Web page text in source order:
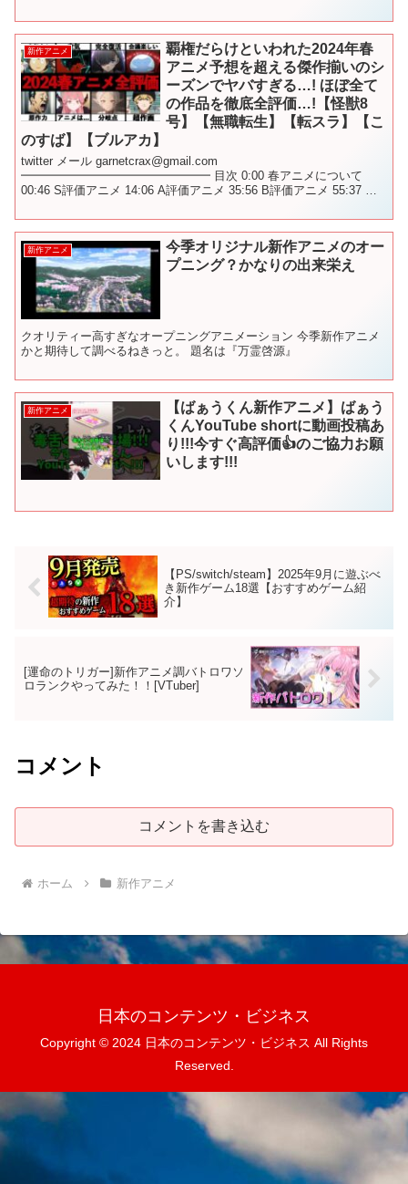
新作アニメ
覇権だらけといわれた2024年春
アニメ予想を超える傑作揃いのシ
ーズンでヤバすぎる…! ほぼ全て
の作品を徹底全評価…!【怪獣8
号】【無職転生】【転スラ】【こ
のすば】【ブルアカ】
twitter メール garnetcrax@gmail.com
━━━━━━━━━━━━━━━━ 目次 0:00 春アニメについて
00:46 S評価アニメ 14:06 A評価アニメ 35:56 B評価アニメ 55:37 ワ
新作アニメ
今季オリジナル新作アニメのオー
プニング？かなりの出来栄え
クオリティー高すぎなオープニングアニメーション 今季新作アニメ
かと期待して調べるねきっと。 題名は『万霊啓源』
新作アニメ
【ばぁうくん新作アニメ】ばぁう
くんYouTube shortに動画投稿あ
り!!!今すぐ高評価👍のご協力お願
いします!!!
【PS/switch/steam】2025年9月に遊ぶべ
き新作ゲーム18選【おすすめゲーム紹
介】
[運命のトリガー]新作アニメ調バトロワソ
ロランクやってみた！！[VTuber]
コメント
コメントを書き込む
ホーム 新作アニメ
日本のコンテンツ・ビジネス
Copyright © 2024 日本のコンテンツ・ビジネス All Rights
Reserved.